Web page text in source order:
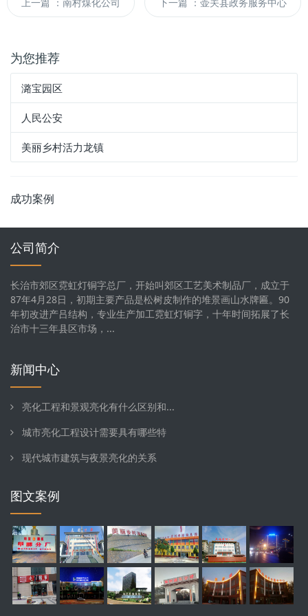
为您推荐
潞宝园区
人民公安
美丽乡村活力龙镇
成功案例
公司简介
长治市郊区霓虹灯铜字总厂，开始叫郊区工艺美术制品厂，成立于
87年4月28日，初期主要产品是松树皮制作的堆景画山水牌匾。90
年初改进产吕结构，专业生产加工霓虹灯铜字，十年时间拓展了长
治市十三年县区市场，...
新闻中心
亮化工程和景观亮化有什么区别和...
城市亮化工程设计需要具有哪些特
现代城市建筑与夜景亮化的关系
图文案例